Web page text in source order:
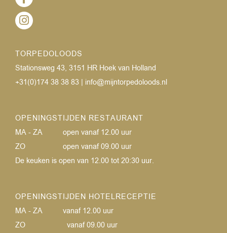
TORPEDOLOODS
Stationsweg 43, 3151 HR Hoek van Holland
+31(0)174 38 38 83 | info@mijntorpedoloods.nl
OPENINGSTIJDEN RESTAURANT
MA - ZA
open vanaf 12.00 uur
ZO
open vanaf 09.00 uur
De keuken is open van 12.00 tot 20:30 uur.
OPENINGSTIJDEN HOTELRECEPTIE
MA - ZA
vanaf 12.00 uur
ZO
vanaf 09.00 uur